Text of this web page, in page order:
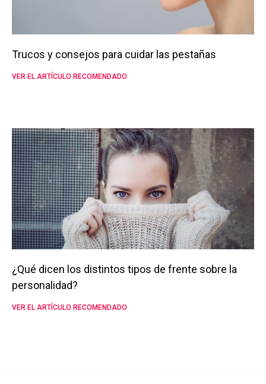
Trucos y consejos para cuidar las pestañas
VER EL ARTÍCULO RECOMENDADO
¿Qué dicen los distintos tipos de frente sobre la
personalidad?
VER EL ARTÍCULO RECOMENDADO